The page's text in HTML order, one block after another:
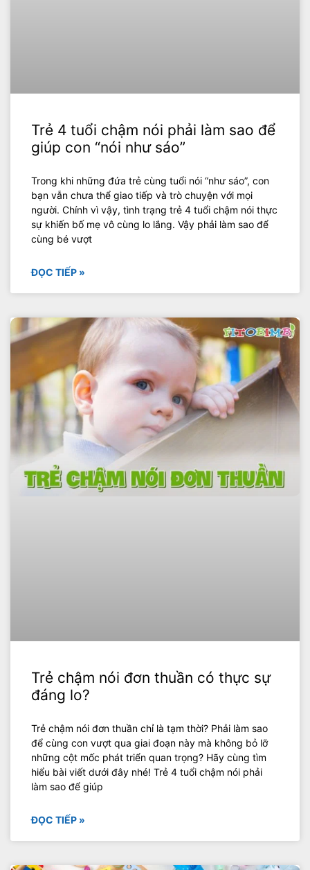
Trẻ 4 tuổi chậm nói phải làm sao để
giúp con “nói như sáo”
Trong khi những đứa trẻ cùng tuổi nói “như sáo”, con
bạn vẫn chưa thể giao tiếp và trò chuyện với mọi
người. Chính vì vậy, tình trạng trẻ 4 tuổi chậm nói thực
sự khiến bố mẹ vô cùng lo lắng. Vậy phải làm sao để
cùng bé vượt
ĐỌC TIẾP »
Trẻ chậm nói đơn thuần có thực sự
đáng lo?
Trẻ chậm nói đơn thuần chỉ là tạm thời? Phải làm sao
để cùng con vượt qua giai đoạn này mà không bỏ lỡ
những cột mốc phát triển quan trọng? Hãy cùng tìm
hiểu bài viết dưới đây nhé! Trẻ 4 tuổi chậm nói phải
làm sao để giúp
ĐỌC TIẾP »